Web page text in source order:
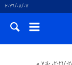
٠٧‏/٠٨‏/٢٠٢٦